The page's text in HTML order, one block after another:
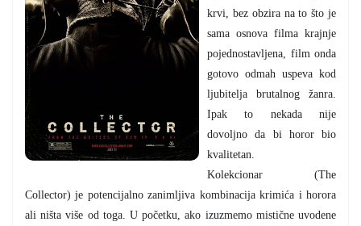
krvi, bez obzira na to što je
sama osnova filma krajnje
pojednostavljena, film onda
gotovo odmah uspeva kod
ljubitelja brutalnog žanra.
Ipak to nekada nije
dovoljno da bi horor bio
kvalitetan.
Kolekcionar (The
Collector) je potencijalno zanimljiva kombinacija krimića i horora
ali ništa više od toga. U početku, ako izuzmemo mistične uvodene